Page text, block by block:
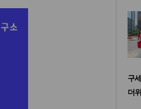
구
더